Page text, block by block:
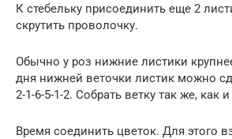
К стебельку присоединить еще 2
скрутить проволочку.
Обычно у роз нижние листики
дня нижней веточки листик можно
2-1-6-5-1-2. Собрать ветку так же, как
Время соединить цветок. Для этого